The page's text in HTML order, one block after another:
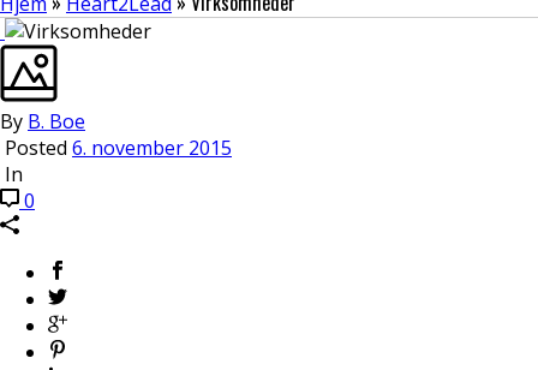
By B. Boe
Posted 6. november 2015
In
0